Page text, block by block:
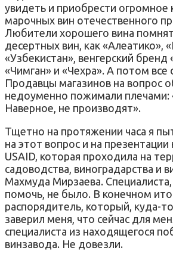
увидеть и приобрести огромное
марочных вин отечественного
Любители хорошего вина помнят
десертных вин, как «Алеатико»,
«Узбекистан», венгерский бренд
«Чимган» и «Чехра». А потом все
Продавцы магазинов на вопрос
недоуменно пожимали плечами:
Наверное, не производят».
Тщетно на протяжении часа я
на этот вопрос и на презентации
USAID, которая проходила на
садоводства, виноградарства и
Махмуда Мирзаева.
помочь, не было. В конечном
распорядитель, который, куда-
заверил меня, что сейчас для
специалиста из находящегося
винзавода. Не довезли.